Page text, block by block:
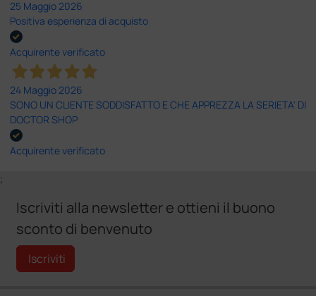
25 Maggio 2026
Positiva esperienza di acquisto
Acquirente verificato
24 Maggio 2026
SONO UN CLIENTE SODDISFATTO E CHE APPREZZA LA SERIETA' DI
DOCTOR SHOP
Acquirente verificato
;
Iscriviti alla newsletter e ottieni il buono
sconto di benvenuto
Iscriviti